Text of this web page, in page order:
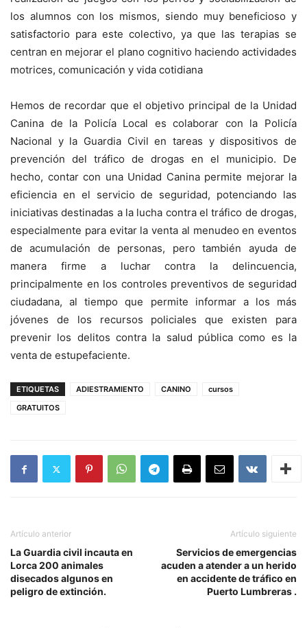
los alumnos con los mismos, siendo muy beneficioso y
satisfactorio para este colectivo, ya que las terapias se
centran en mejorar el plano cognitivo haciendo actividades
motrices, comunicación y vida cotidiana
Hemos de recordar que el objetivo principal de la Unidad
Canina de la Policía Local es colaborar con la Policía
Nacional y la Guardia Civil en tareas y dispositivos de
prevención del tráfico de drogas en el municipio. De
hecho, contar con una Unidad Canina permite mejorar la
eficiencia en el servicio de seguridad, potenciando las
iniciativas destinadas a la lucha contra el tráfico de drogas,
especialmente para evitar la venta al menudeo en eventos
de acumulación de personas, pero también ayuda de
manera firme a luchar contra la delincuencia,
principalmente en los controles preventivos de seguridad
ciudadana, al tiempo que permite informar a los más
jóvenes de los recursos policiales que existen para
prevenir los delitos contra la salud pública como es la
venta de estupefaciente.
ETIQUETAS ADIESTRAMIENTO CANINO
cursos
GRATUITOS
Artículo anterior
La Guardia civil incauta en
Lorca 200 animales
disecados algunos en
peligro de extinción.
Artículo siguiente
Servicios de emergencias
acuden a atender a un herido
en accidente de tráfico en
Puerto Lumbreras .